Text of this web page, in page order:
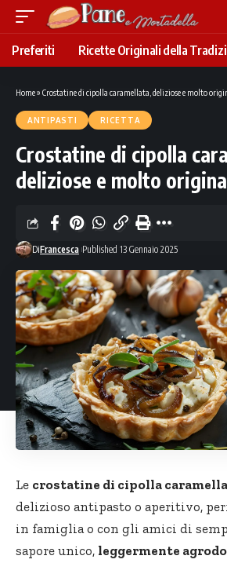
Preferiti Ricette Originali della
Home» Crostatine di cipolla caramellata, deliziose e molto
ANTIPASTI RICETTA
Crostatine di cipolla
deliziose e molto
DiFrancesca Published 13 Gennaio 2025
Le crostatine di cipolla
delizioso antipasto o aperitivo,
in famiglia o con gli amici di
sapore unico, leggermente